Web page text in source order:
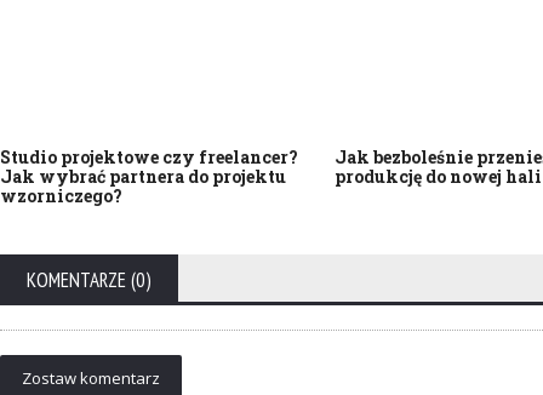
Studio projektowe czy freelancer?
Jak wybrać partnera do projektu
wzorniczego?
Jak bezboleśnie
produkcję do nowej
KOMENTARZE (0)
Zostaw komentarz